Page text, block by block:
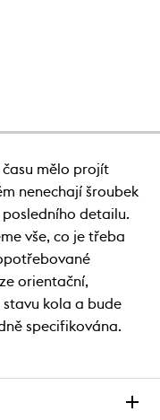
času mělo projít
nenechají šroubek
detailu.
vše, co je třeba
orientační,
stavu kola a bude
specifikována.